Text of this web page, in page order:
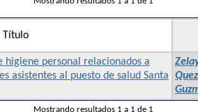
Título
personal relacionados a
asistentes al puesto de salud Santa
Mostrando resultados 1 a 1 de 1